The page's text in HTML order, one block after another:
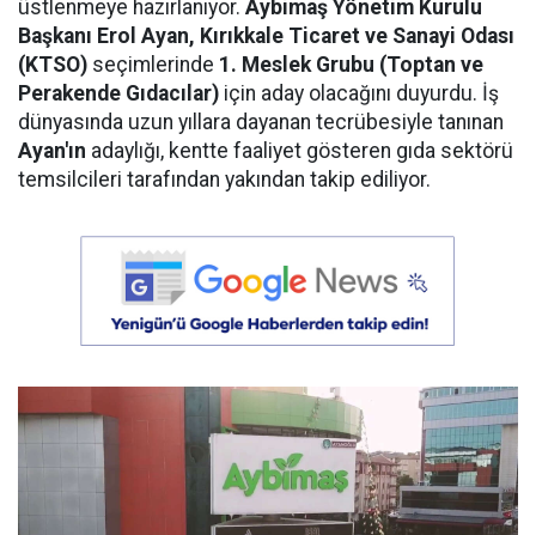
üstlenmeye hazırlanıyor. Aybimaş Yönetim Kurulu
Başkanı Erol Ayan, Kırıkkale Ticaret ve Sanayi Odası
(KTSO) seçimlerinde 1. Meslek Grubu (Toptan ve
Perakende Gıdacılar) için aday olacağını duyurdu. İş
dünyasında uzun yıllara dayanan tecrübesiyle tanınan
Ayan'ın adaylığı, kentte faaliyet gösteren gıda sektörü
temsilcileri tarafından yakından takip ediliyor.